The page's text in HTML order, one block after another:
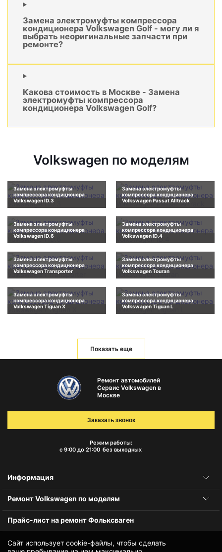
Замена электромуфты компрессора
кондиционера Volkswagen Golf - могу ли я
выбрать неоригинальные запчасти при
ремонте?
Какова стоимость в Москве - Замена
электромуфты компрессора
кондиционера Volkswagen Golf?
Volkswagen по моделям
Замена электромуфты
компрессора кондиционера
Volkswagen ID.3
Замена электромуфты
компрессора кондиционера
Volkswagen Passat Alltrack
Замена электромуфты
компрессора кондиционера
Volkswagen ID.6
Замена электромуфты
компрессора кондиционера
Volkswagen ID.4
Замена электромуфты
компрессора кондиционера
Volkswagen Transporter
Замена электромуфты
компрессора кондиционера
Volkswagen Touran
Замена электромуфты
компрессора кондиционера
Volkswagen Tiguan X
Замена электромуфты
компрессора кондиционера
Volkswagen Tiguan L
Показать еще
Сайт использует cookie-файлы, чтобы сделать
Ремонт автомобилей
Сервис Volkswagen в
Москве
Режим работы:
с 9:00 до 21:00 без выходных
Заказать звонок
Информация
Ремонт Volkswagen по моделям
Прайс-лист на ремонт Фольксваген